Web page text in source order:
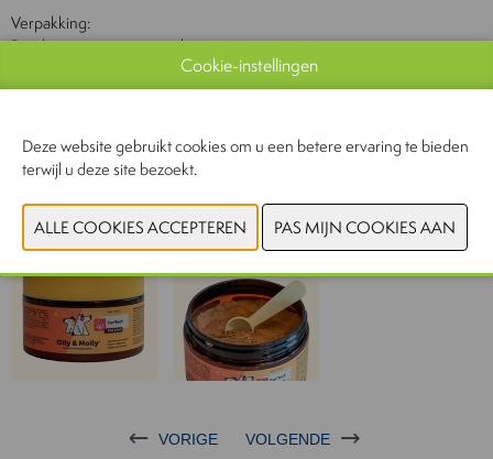
Verpakking:
Poeder in pot met maatschepje
Inhoud:
CONTACTEER ONS
VORIGE VOLGENDE
Cookie-instellingen
Deze website gebruikt cookies om u een betere ervaring te bieden
terwijl u deze site bezoekt.